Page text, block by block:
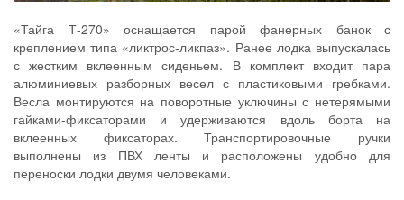
«Тайга Т-270» оснащается парой фанерных банок с
креплением типа «ликтрос-ликпаз». Ранее лодка выпускалась
с жестким вклеенным сиденьем. В комплект входит пара
алюминиевых разборных весел с пластиковыми гребками.
Весла монтируются на поворотные уключины с нетерямыми
гайками-фиксаторами и удерживаются вдоль борта на
вклеенных фиксаторах. Транспортировочные ручки
выполнены из ПВХ ленты и расположены удобно для
переноски лодки двумя человеками.